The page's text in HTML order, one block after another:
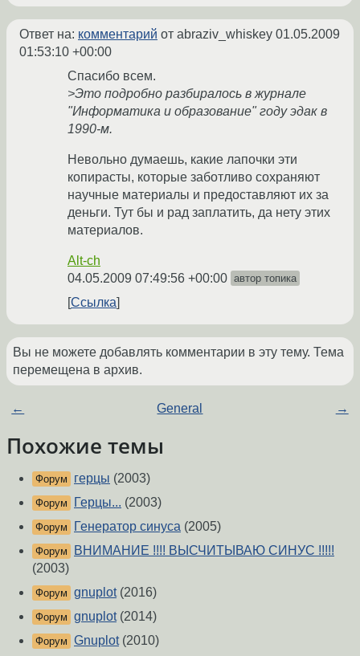
Ответ на: комментарий от abraziv_whiskey 01.05.2009
01:53:10 +00:00
Спасибо всем.
>Это подробно разбиралось в журнале
"Информатика и образование" году эдак в
1990-м.
Невольно думаешь, какие лапочки эти
копирасты, которые заботливо сохраняют
научные материалы и предоставляют их за
деньги. Тут бы и рад заплатить, да нету этих
материалов.
Alt-ch
04.05.2009 07:49:56 +00:00 автор топика
Ссылка
Вы не можете добавлять комментарии в эту тему. Тема
перемещена в архив.
← General →
Похожие темы
Форум герцы (2003)
Форум Герцы... (2003)
Форум Генератор синуса (2005)
Форум
ВНИМАНИЕ !!!! ВЫСЧИТЫВАЮ СИНУС !!!!!
(2003)
Форум gnuplot(2016)
Форум gnuplot(2014)
Форум Gnuplot(2010)